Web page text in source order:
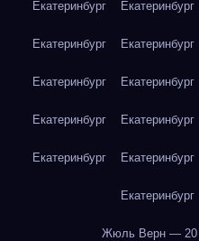
Екатеринбург Екатеринбург
Екатеринбург Екатеринбург
Екатеринбург Екатеринбург
Екатеринбург Екатеринбург
Екатеринбург Екатеринбург
Екатеринбург
Жюль Верн — 20